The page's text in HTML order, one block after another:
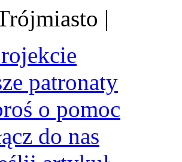
|
patronaty
o pomoc
do nas